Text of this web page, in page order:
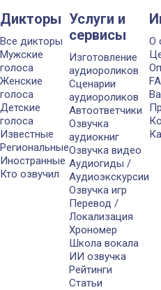
Дикторы
Все дикторы
Мужские
голоса
Женские
голоса
Детские
голоса
Известные
Региональные
Иностранные
Кто озвучил
Услуги и
сервисы
Изготовление
аудиороликов
Сценарии
аудиороликов
Автоответчики
Озвучка
аудиокниг
Озвучка видео
Аудиогиды /
Аудиоэкскурсии
Озвучка игр
Перевод /
Локализация
Хрономер
Школа вокала
ИИ озвучка
Рейтинги
Статьи
О